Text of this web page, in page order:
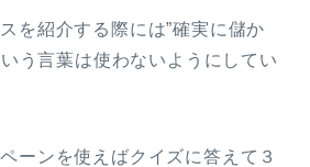
を紹介する際には”確実に儲か
いう言葉は使わないようにしてい
ーンを使えばクイズに答えて３